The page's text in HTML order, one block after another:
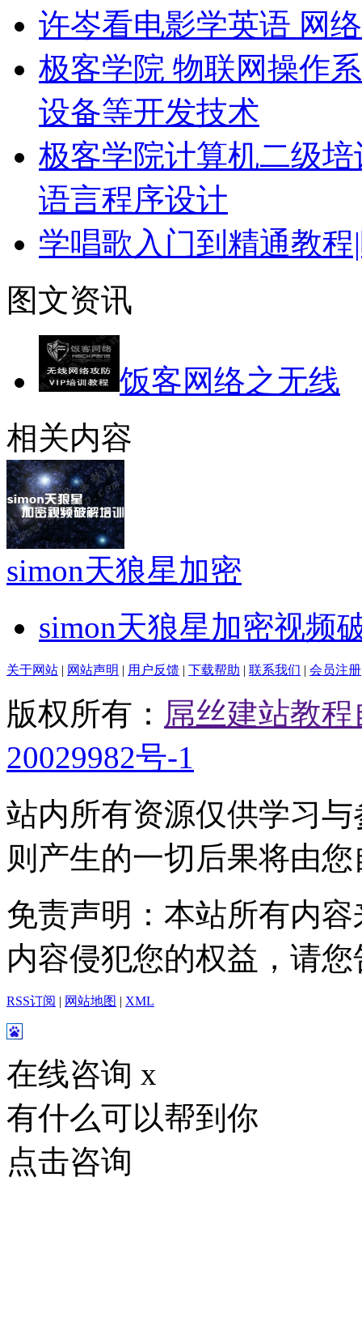
许岑看电影学英语 网
极客学院 物联网操作
设备等开发技术
极客学院计算机二级
语言程序设计
学唱歌入门到精通教
图文资讯
饭客网络之无线
相关内容
simon天狼星加密
simon天狼星加密视频
关于网站 | 网站声明 | 用户反馈 | 下载帮助 | 联系我们 | 会员注册
版权所有： 屌丝建站教
20029982号-1
站内所有资源仅供学习
则产生的一切后果将由
免责声明：本站所有内
内容侵犯您的权益，请
RSS订阅 | 网站地图 | XML
在线咨询 x
有什么可以帮到你
点击咨询